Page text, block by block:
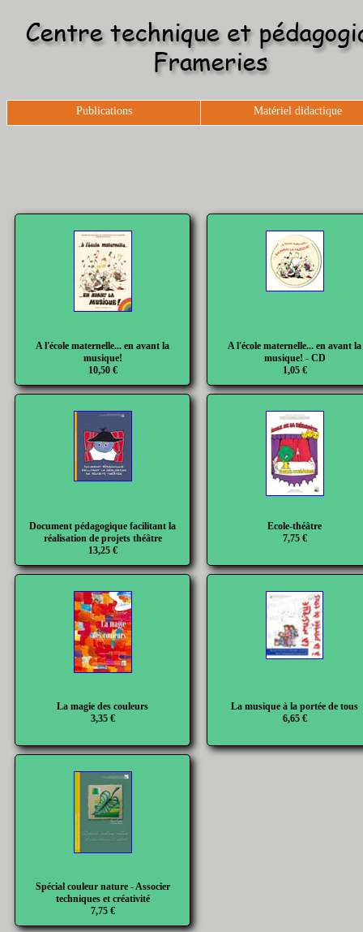
Publications Matériel didactique
A l'école maternelle... en avant la
musique!
10,50 €
A l'école maternelle... en avant la
musique! - CD
1,05 €
Document pédagogique facilitant la
réalisation de projets théâtre
13,25 €
Ecole-théâtre
7,75 €
La magie des couleurs
3,35 €
La musique à la portée de tous
6,65 €
Spécial couleur nature - Associer
techniques et créativité
7,75 €